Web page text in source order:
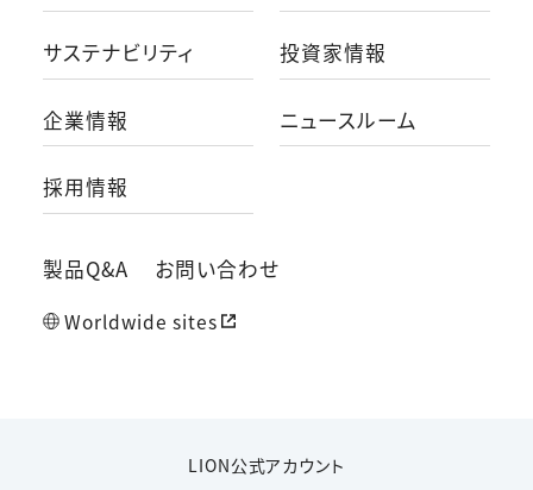
サステナビリティ 投資家情報
企業情報 ニュースルーム
採用情報
製品Q&A お問い合わせ
Worldwide sites
LION公式アカウント